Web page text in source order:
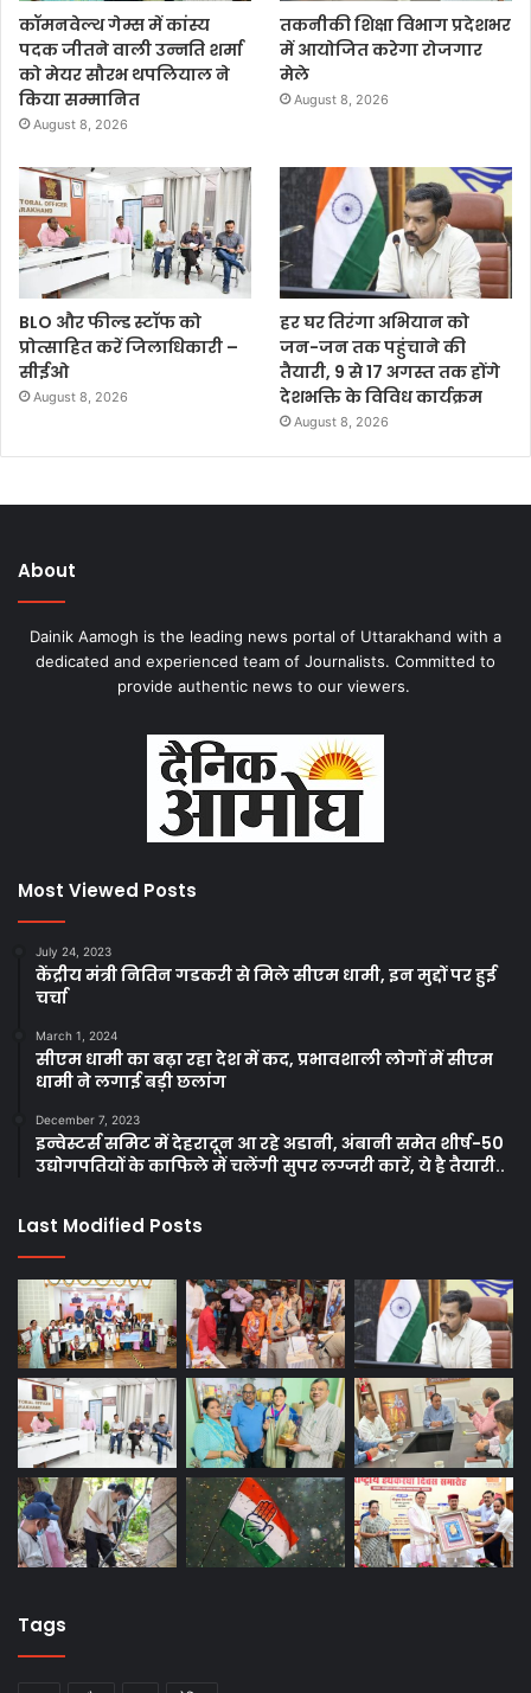
कॉमनवेल्थ गेम्स में कांस्य
पदक जीतने वाली उन्नति शर्मा
को मेयर सौरभ थपलियाल ने
किया सम्मानित
August 8, 2026
तकनीकी शिक्षा विभाग प्रदेशभर
में आयोजित करेगा रोजगार
मेले
August 8, 2026
BLO और फील्ड स्टॉफ को
प्रोत्साहित करें जिलाधिकारी –
सीईओ
August 8, 2026
हर घर तिरंगा अभियान को
जन-जन तक पहुंचाने की
तैयारी, 9 से 17 अगस्त तक होंगे
देशभक्ति के विविध कार्यक्रम
August 8, 2026
About
Dainik Aamogh is the leading news portal of Uttarakhand with a
dedicated and experienced team of Journalists. Committed to
provide authentic news to our viewers.
Most Viewed Posts
July 24, 2023
केंद्रीय मंत्री नितिन गडकरी से मिले सीएम धामी, इन मुद्दों पर हुई
चर्चा
March 1, 2024
सीएम धामी का बढ़ा रहा देश में कद, प्रभावशाली लोगों में सीएम
धामी ने लगाई बड़ी छलांग
December 7, 2023
इन्वेस्टर्स समिट में देहरादून आ रहे अडानी, अंबानी समेत शीर्ष-50
उद्योगपतियों के काफिले में चलेंगी सुपर लग्जरी कारें, ये है तैयारी..
Last Modified Posts
Tags